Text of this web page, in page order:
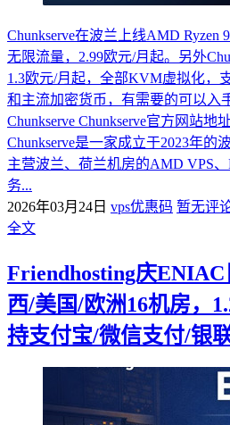
Chunkserve在波兰上线AMD Ryzen
无限流量，2.99欧元/月起。另外
1.3欧元/月起，全部KVM虚拟化，
和主流加密货币，有需要的可以入
Chunkserve Chunkserve官方网站地
Chunkserve是一家成立于2023年的
主营波兰、荷兰机房的AMD VPS
务...
2026年03月24日 vps优惠码 暂无评
全文
Friendhosting庆
西/美国/欧洲16机房，
持支付宝/微信支付/银